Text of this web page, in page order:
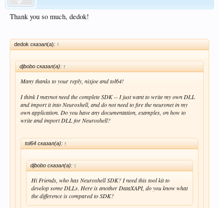
Thank you so much, dedok!
dedok сказал(а): ↑
djbobo сказал(а): ↑
Many thanks to your reply, nixjoe and tol64!
I think I maynot need the complete SDK -- I just want to write my own DLL
and import it into Neuroshell, and do not need to fire the neuronet in my
own application. Do you have any documentation, examples, on how to
write and import DLL for Neuroshell?
tol64 сказал(а): ↑
djbobo сказал(а): ↑
Hi Friends, who has Neuroshell SDK? I need this tool kit to
develop some DLLs. Here is another DataXAPI, do you know what
the difference is compared to SDK?